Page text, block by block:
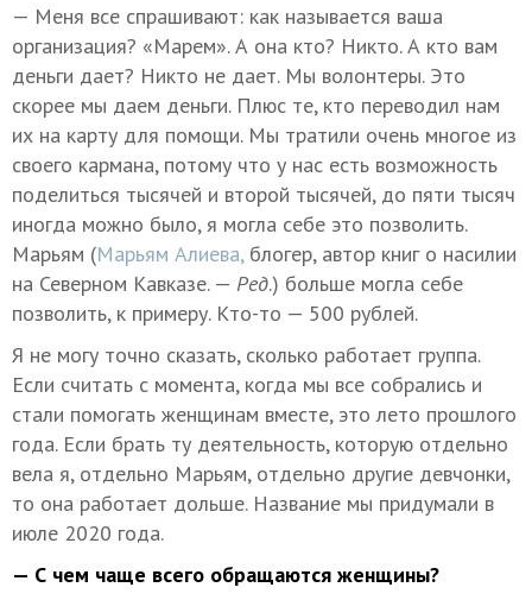
— Меня все спрашивают: как называется ваша
организация? «Марем». А она кто? Никто. А кто вам
деньги дает? Никто не дает. Мы волонтеры. Это
скорее мы даем деньги. Плюс те, кто переводил нам
их на карту для помощи. Мы тратили очень многое из
своего кармана, потому что у нас есть возможность
поделиться тысячей и второй тысячей, до пяти тысяч
иногда можно было, я могла себе это позволить.
Марьям (Марьям Алиева,блогер, автор книг о насилии
на Северном Кавказе. — Ред.) больше могла себе
позволить, к примеру. Кто-то — 500 рублей.
Я не могу точно сказать, сколько работает группа.
Если считать с момента, когда мы все собрались и
стали помогать женщинам вместе, это лето прошлого
года. Если брать ту деятельность, которую отдельно
вела я, отдельно Марьям, отдельно другие девчонки,
то она работает дольше. Название мы придумали в
июле 2020 года.
— С чем чаще всего обращаются женщины?